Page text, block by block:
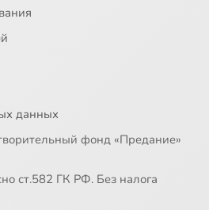
данных
фонд «Предание»
ст.582 ГК РФ. Без налога